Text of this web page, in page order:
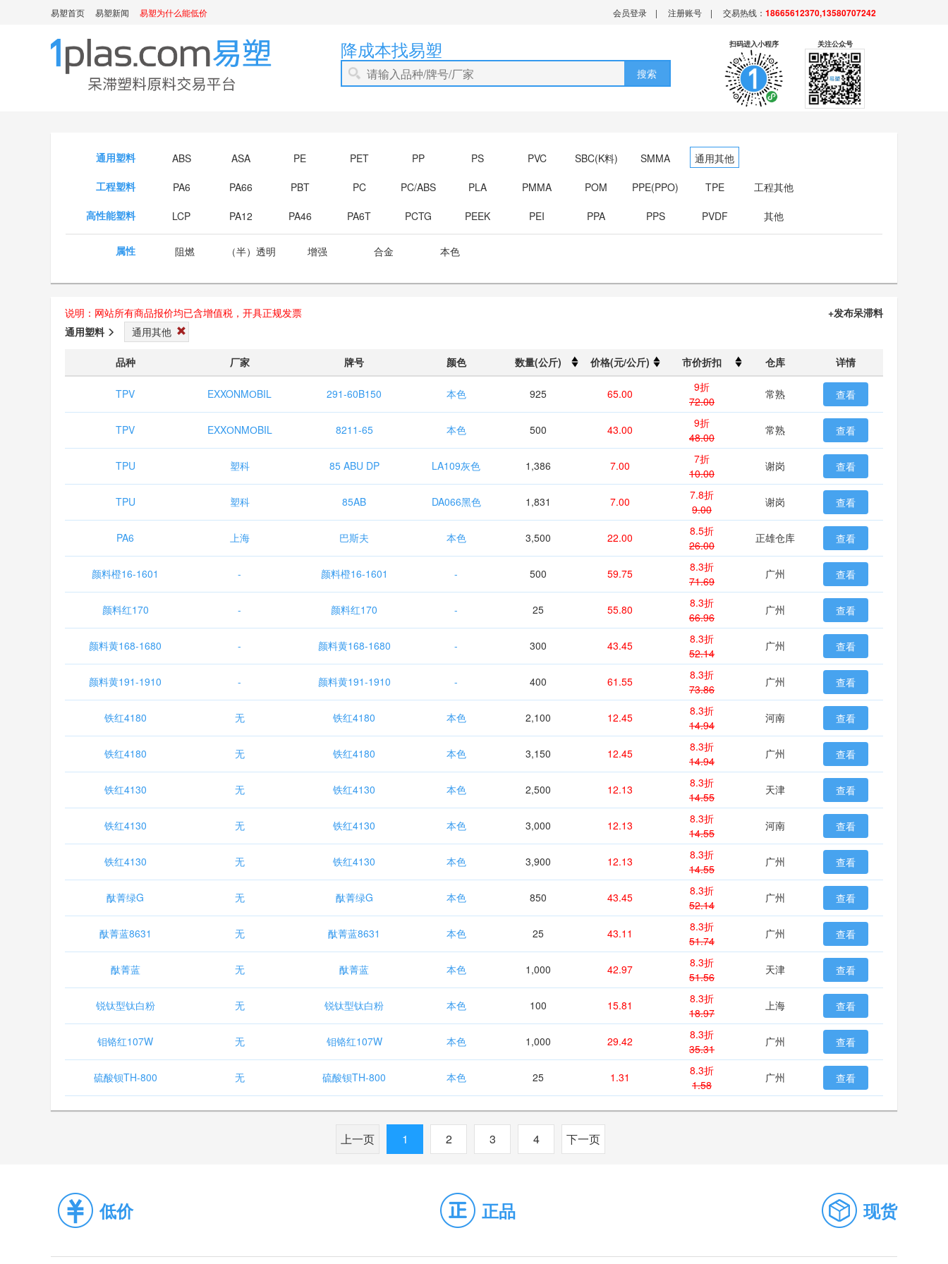
易塑首页 易塑新闻 易塑为什么能低价 会员登录 | 注册账号 | 交易热线： 18665612370,13580707242
降成本找易塑
搜索
扫码进入小程序 关注公众号
通用塑料 ABS ASA PE PET PP PS PVC SBC(K料) SMMA
通用其他
工程塑料
PA6 PA66 PBT PC PC/ABS PLA PMMA POM PPE(PPO) TPE
工程其他
高性能塑料
LCP PA12 PA46 PA6T PCTG PEEK PEI PPA PPS PVDF 其他
属性 阻燃 （半）透明 增强 合金 本色
说明：网站所有商品报价均已含增值税，开具正规发票
+发布呆滞料
通用塑料
通用其他
品种 厂家 牌号 颜色 数量(公斤) 价格(元/公斤) 市价折扣 仓库 详情
TPV EXXONMОBIL 291-60B150 本色 925 65.00
9折
72.00
常熟 查看
TPV EXXОNMОBIL 8211-65 本色 500 43.00
9折
48.00
常熟 查看
TPU 塑科 85 ABU DP LA109灰色 1,386 7.00
7折
10.00
谢岗 查看
TPU 塑科 85AB DA066黑色 1,831 7.00
7.8折
9.00
谢岗 查看
PA6 上海 巴斯夫 本色 3,500 22.00
8.5折
26.00
正雄仓库 查看
颜料橙16-1601 - 颜料橙16-1601 - 500 59.75
8.3折
71.69
广州 查看
颜料红170 - 颜料红170 - 25 55.80
8.3折
66.96
广州 查看
颜料黄168-1680 - 颜料黄168-1680 - 300 43.45
8.3折
52.14
广州 查看
颜料黄191-1910 - 颜料黄191-1910 - 400 61.55
8.3折
73.86
广州 查看
铁红4180 无 铁红4180 本色 2,100 12.45
8.3折
14.94
河南 查看
铁红4180 无 铁红4180 本色 3,150 12.45
8.3折
14.94
广州 查看
铁红4130 无 铁红4130 本色 2,500 12.13
8.3折
14.55
天津 查看
铁红4130 无 铁红4130 本色 3,000 12.13
8.3折
14.55
河南 查看
铁红4130 无 铁红4130 本色 3,900 12.13
8.3折
14.55
广州 查看
酞菁绿G 无 酞菁绿G 本色 850 43.45
8.3折
52.14
广州 查看
酞菁蓝8631 无 酞菁蓝8631 本色 25 43.11
8.3折
51.74
广州 查看
酞菁蓝 无 酞菁蓝 本色 1,000 42.97
8.3折
51.56
天津 查看
锐钛型钛白粉 无 锐钛型钛白粉 本色 100 15.81
8.3折
18.97
上海 查看
钼铬红107W 无 钼铬红107W 本色 1,000 29.42
8.3折
35.31
广州 查看
硫酸钡TH-800 无 硫酸钡TH-800 本色 25 1.31
8.3折
1.58
广州 查看
上一页 1 2 3 4 下一页
低价 正品 现货